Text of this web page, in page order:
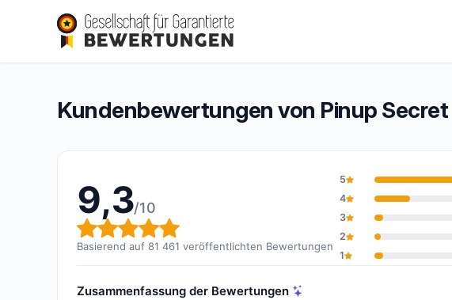
Pinup Secret
Gesamtbewertung: 9,3 von 10
9,3/10(81 461 Bewertungen)
Kundenbewertungen von Pinup Secret
9,3/10
Gesamtbewertung: 9,3 von 10
Basierend auf 81 461 veröffentlichten Bewertungen
5
4
3
2
1
Zusammenfassung der Bewertungen